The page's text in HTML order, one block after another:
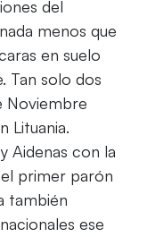
del
menos que
en suelo
Tan solo dos
Noviembre
Lituania.
Aidenas con la
primer parón
también
ese